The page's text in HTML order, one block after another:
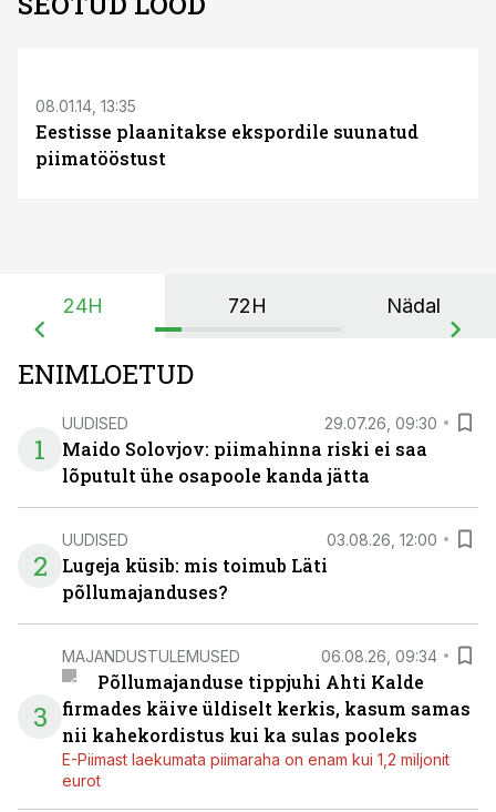
08.01.14, 13:35
Eestisse plaanitakse ekspordile suunatud
piimatööstust
24H 72H Nädal
ENIMLOETUD
1
UUDISED 29.07.26, 09:30
Maido Solovjov: piimahinna riski ei saa
lõputult ühe osapoole kanda jätta
2
UUDISED 03.08.26, 12:00
Lugeja küsib: mis toimub Läti
põllumajanduses?
3
MAJANDUSTULEMUSED 06.08.26, 09:34
Põllumajanduse tippjuhi Ahti Kalde
firmades käive üldiselt kerkis, kasum samas
nii kahekordistus kui ka sulas pooleks
E-Piimast laekumata piimaraha on enam kui 1,2 miljonit
eurot